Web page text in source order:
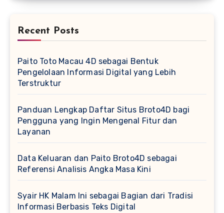
Recent Posts
Paito Toto Macau 4D sebagai Bentuk
Pengelolaan Informasi Digital yang Lebih
Terstruktur
Panduan Lengkap Daftar Situs Broto4D bagi
Pengguna yang Ingin Mengenal Fitur dan
Layanan
Data Keluaran dan Paito Broto4D sebagai
Referensi Analisis Angka Masa Kini
Syair HK Malam Ini sebagai Bagian dari Tradisi
Informasi Berbasis Teks Digital